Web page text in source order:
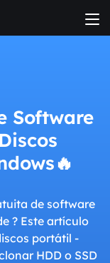
Software
de software
? Este artículo
portátil -
HDD o SSD